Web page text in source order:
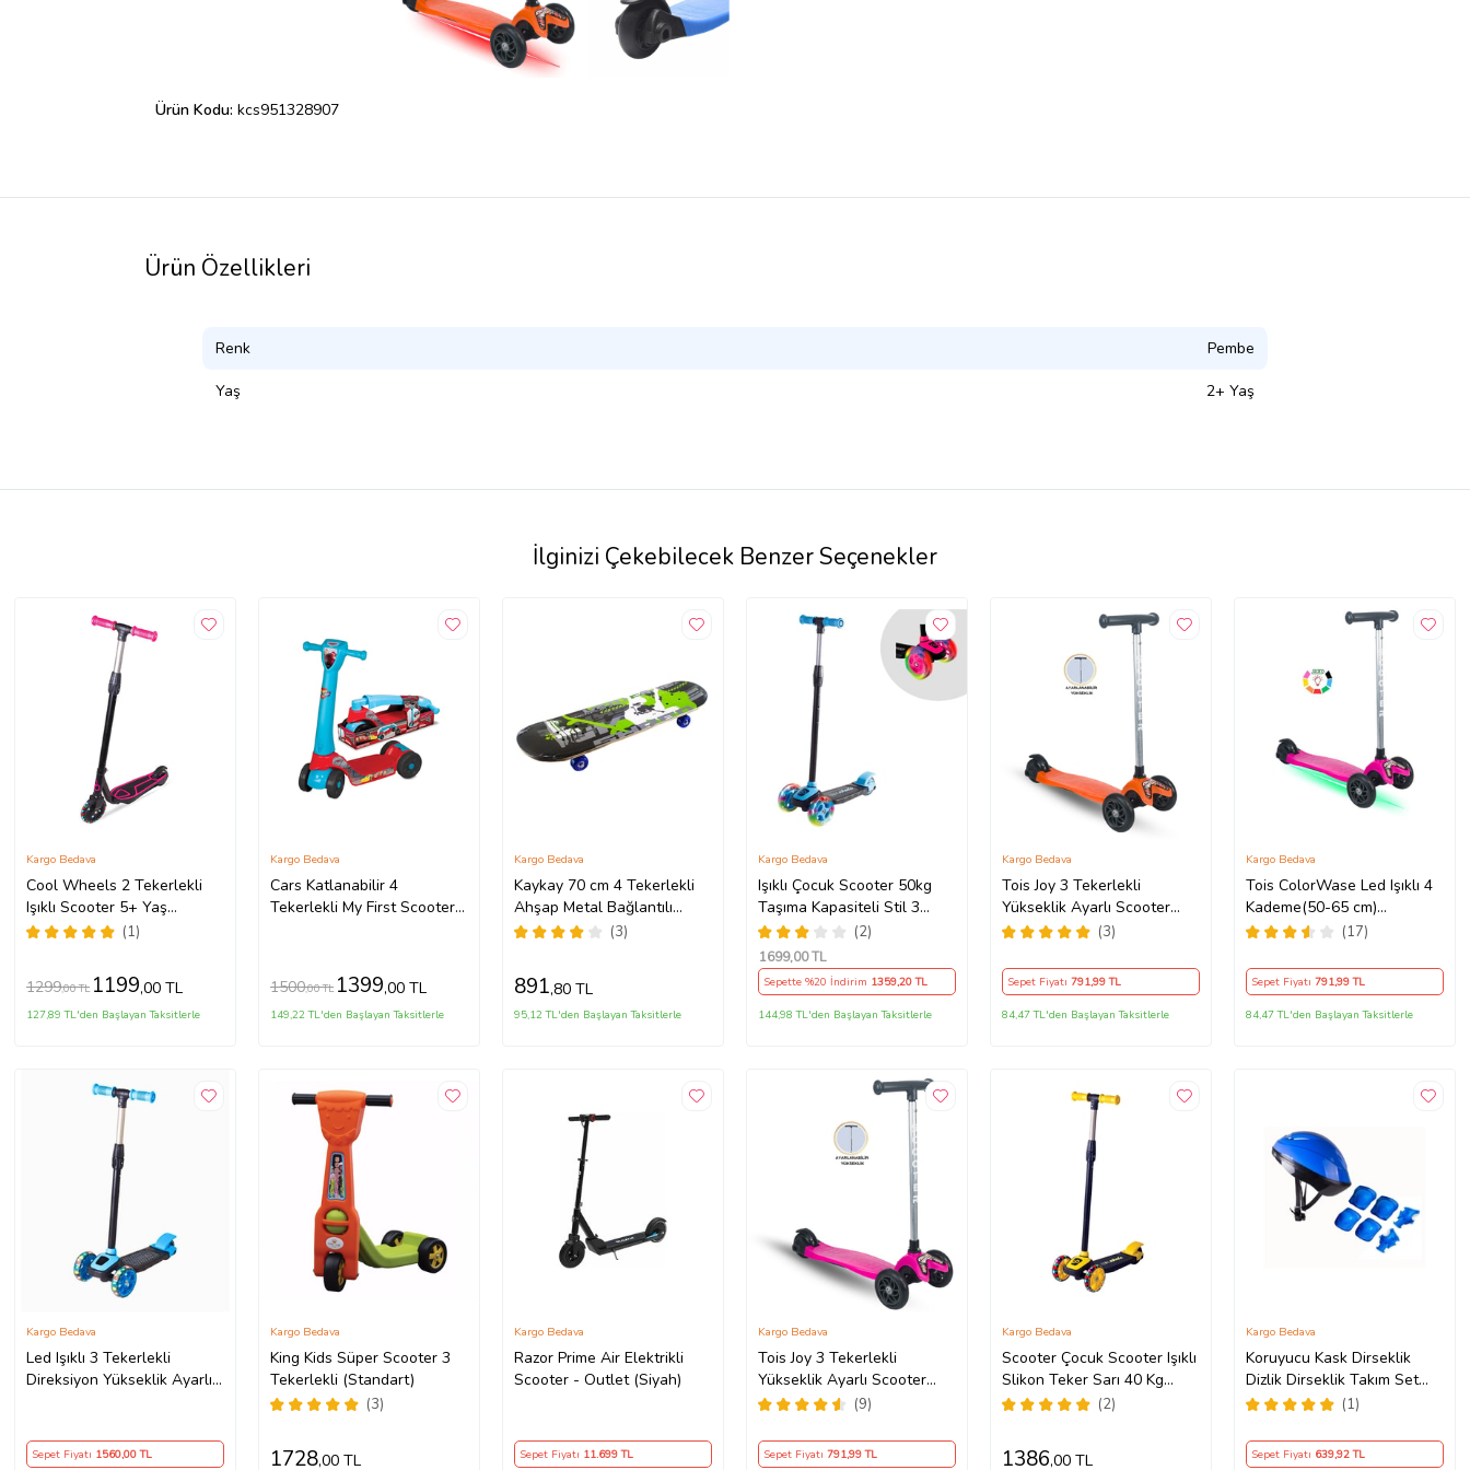
Ürün Kodu: kcs951328907
Ürün Özellikleri
Renk Pembe
Yaş 2+ Yaş
İlginizi Çekebilecek Benzer Seçenekler
Cool Wheels 2 Tekerlekli
Işıklı Scooter 5+ Yaş
(Pembe)
(1)
Kargo Bedava
1299,00 TL 1199,00 TL
127,89 TL'den Başlayan Taksitlerle
Cars Katlanabilir 4
Tekerlekli My First Scooter
Kargo Bedava
1500,00 TL 1399,00 TL
149,22 TL'den Başlayan Taksitlerle
Kaykay 70 cm 4 Tekerlekli
Ahşap Metal Bağlantılı
Silikon Teker (3)
Kargo Bedava
891,80 TL
95,12 TL'den Başlayan Taksitlerle
Işıklı Çocuk Scooter 50kg
Taşıma Kapasiteli Stil 3
Tekerlekli (Standart)
(2)
Kargo Bedava
1699,00 TL
Sepette %20 İndirim 1359,20 TL
144,98 TL'den Başlayan Taksitlerle
Tois Joy 3 Tekerlekli
Yükseklik Ayarlı Scooter
(Turuncu)
(3)
Kargo Bedava
Sepet Fiyatı791,99 TL
84,47 TL'den Başlayan Taksitlerle
Tois ColorWase Led Işıklı 4
Kademe(50-65 cm)
Ayarlanabilir 3 Tekerlekli
(17)
Kargo Bedava
Sepet Fiyatı791,99 TL
84,47 TL'den Başlayan Taksitlerle
Led Işıklı 3 Tekerlekli
Direksiyon Yükseklik Ayarlı
Kargo Bedava
Sepet Fiyatı 1560,00 TL
King Kids Süper Scooter 3
Tekerlekli (Standart)
(3)
Kargo Bedava
1728,00 TL
Razor Prime Air Elektrikli
Scooter - Outlet (Siyah)
Kargo Bedava
Sepet Fiyatı 11.699TL
Tois Joy 3 Tekerlekli
Yükseklik Ayarlı Scooter
(Pembe)
(9)
Kargo Bedava
Sepet Fiyatı 791,99 TL
Scooter Çocuk Scooter Işıklı
Slikon Teker Sarı 40 Kg
Taşıma (Standart)
(2)
Kargo Bedava
1386,00 TL
Koruyucu Kask Dirseklik
Dizlik Dirseklik Takım Set
(Standart)
(1)
Kargo Bedava
Sepet Fiyatı 639,92 TL